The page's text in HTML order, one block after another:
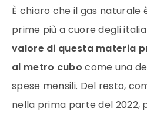
È chiaro che il gas naturale
prime più a cuore degli
valore di questa materia
al metro cubo come una
spese mensili. Del resto,
nella prima parte del 2022,